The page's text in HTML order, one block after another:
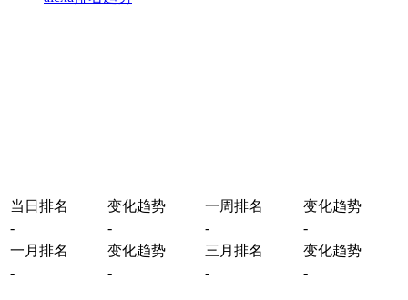
当日排名 变化趋势 一周排名
变化趋势
-
- -
-
一月排名
变化趋势 三月排名
变化趋势
-
- - -